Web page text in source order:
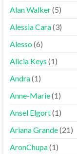
Alan Walker(5)
Alessia Cara(3)
Alesso(6)
Alicia Keys (1)
Andra(1)
Anne-Marie(1)
Ansel Elgort(1)
Ariana Grande(21)
AronChupa(1)